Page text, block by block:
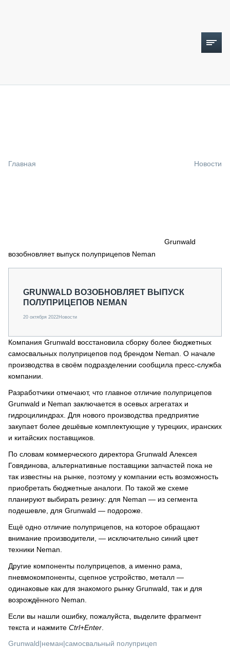
СПЕЦПРОЕКТЫ
О ПРОЕКТЕ
Главная Новости
Grunwald
возобновляет выпуск полуприцепов Neman
GRUNWALD ВОЗОБНОВЛЯЕТ ВЫПУСК
ПОЛУПРИЦЕПОВ NEMAN
20 октября 2022Новости
Компания Grunwald восстановила сборку более бюджетных
самосвальных полуприцепов под брендом Neman. О начале
производства в своём подразделении сообщила пресс-служба
компании.
Разработчики отмечают, что главное отличие полуприцепов
Grunwald и Neman заключается в осевых агрегатах и
гидроцилиндрах. Для нового производства предприятие
закупает более дешёвые комплектующие у турецких, иранских
и китайских поставщиков.
По словам коммерческого директора Grunwald Алексея
Говядинова, альтернативные поставщики запчастей пока не
так известны на рынке, поэтому у компании есть возможность
приобретать бюджетные аналоги. По такой же схеме
планируют выбирать резину: для Neman — из сегмента
подешевле, для Grunwald — подороже.
Ещё одно отличие полуприцепов, на которое обращают
внимание производители, — исключительно синий цвет
техники Neman.
Другие компоненты полуприцепов, а именно рама,
пневмокомпоненты, сцепное устройство, металл —
одинаковые как для знакомого рынку Grunwald, так и для
возрождённого Neman.
Если вы нашли ошибку, пожалуйста, выделите фрагмент
текста и нажмите Ctrl+Enter
Grunwald|неман|самосвальный полуприцеп